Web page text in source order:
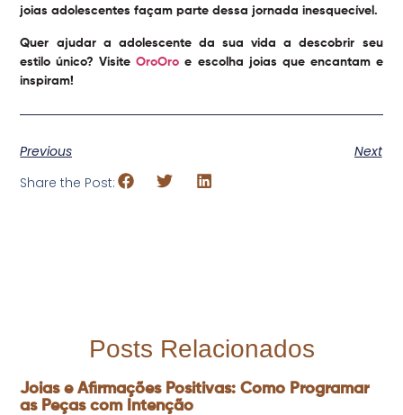
joias adolescentes façam parte dessa jornada inesquecível.
Quer ajudar a adolescente da sua vida a descobrir seu
estilo único? VisiteOroOro e escolha joias que encantam e
inspiram!
Previous
Next
Share the Post:
Posts Relacionados
Joias e Afirmações Positivas: Como Programar
as Peças com Intenção